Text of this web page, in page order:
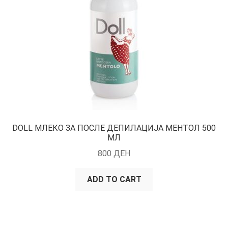
DOLL МЛЕКО ЗА ПОСЛЕ ДЕПИЛАЦИЈА МЕНТОЛ 500
МЛ
800 ДЕН
ADD TO CART